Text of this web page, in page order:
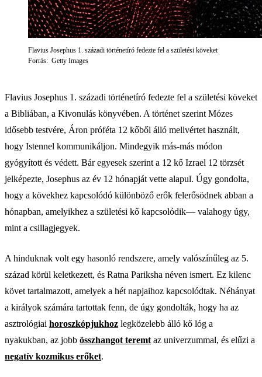
Flavius Josephus 1. századi történetíró fedezte fel a születési köveket
Forrás: Getty Images
Flavius Josephus 1. századi történetíró fedezte fel a születési köveket
a Bibliában, a Kivonulás könyvében. A történet szerint Mózes
idősebb testvére, Áron próféta 12 kőből álló mellvértet használt,
hogy Istennel kommunikáljon. Mindegyik más-más módon
gyógyított és védett. Bár egyesek szerint a 12 kő Izrael 12 törzsét
jelképezte, Josephus az év 12 hónapját vette alapul. Úgy gondolta,
hogy a kövekhez kapcsolódó különböző erők felerősödnek abban a
hónapban, amelyikhez a születési kő kapcsolódik— valahogy úgy,
mint a csillagjegyek.
A hinduknak volt egy hasonló rendszere, amely valószínűleg az 5.
század körül keletkezett, és Ratna Pariksha néven ismert. Ez kilenc
követ tartalmazott, amelyek a hét napjaihoz kapcsolódtak. Néhányat
a királyok számára tartottak fenn, de úgy gondolták, hogy ha az
asztrológiai horoszkópjukhoz legközelebb álló kő lóg a
nyakukban, az jobb összhangot teremt az univerzummal, és elűzi a
negatív kozmikus erőket.